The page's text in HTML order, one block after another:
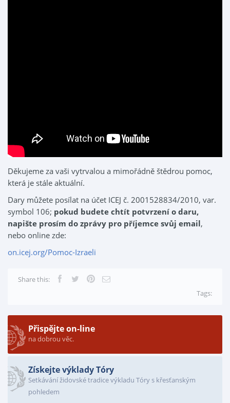
Děkujeme za vaši vytrvalou a mimořádně štědrou pomoc,
která je stále aktuální.
Dary můžete posílat na účet ICEJ č. 2001528834/2010, var.
symbol 106; pokud budete chtít potvrzení o daru,
napište prosím do zprávy pro příjemce svůj email,
nebo online zde:
on.icej.org/Pomoc-Izraeli
Share this:
Tags:
Přispějte on-line
na dobrou věc.
Získejte výklady Tóry
Setkávání židovské tradice výkladu Tóry s křesťanským
pohledem